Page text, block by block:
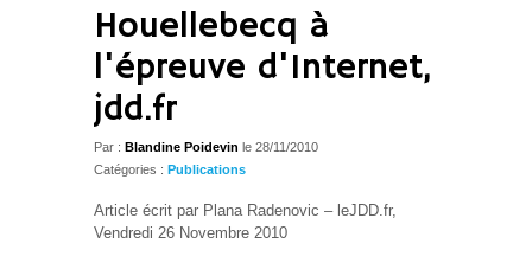
Houellebecq à
l'épreuve d'Internet,
jdd.fr
Par : Blandine Poidevin le 28/11/2010
Catégories : Publications
Article écrit par Plana Radenovic – leJDD.fr,
Vendredi 26 Novembre 2010